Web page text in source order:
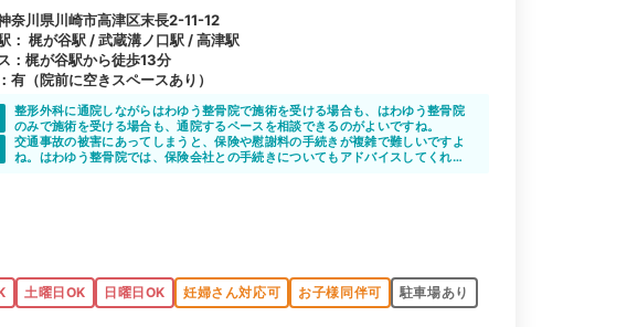
奈川県川崎市高津区末長2-11-12
： 梶が谷駅 / 武蔵溝ノ口駅 / 高津駅
：梶が谷駅から徒歩13分
有（院前に空きスペースあり）
整形外科に通院しながらはわゆう整骨院で施術を受ける場合も、はわゆう整骨院
のみで施術を受ける場合も、通院するペースを相談できるのがよいですね。
交通事故の被害にあってしまうと、保険や慰謝料の手続きが複雑で難しいですよ
ね。はわゆう整骨院では、保険会社との手続きについてもアドバイスしてくれる
土曜日OK 日曜日OK 妊婦さん対応可 お子様同伴可
駐車場あり